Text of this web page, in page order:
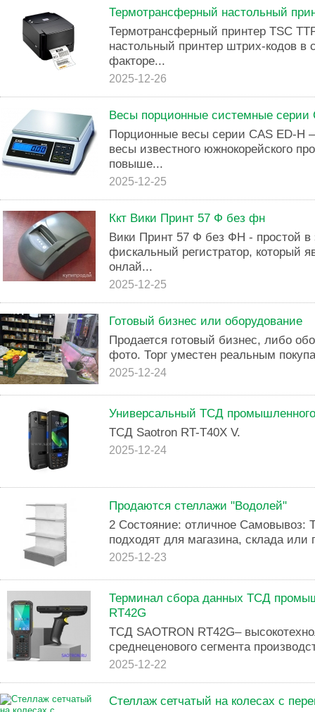
Термотрансферный настольный
Термотрансферный принтер TSC
настольный принтер штрих-кодов
факторе...
2025-12-26
Весы порционные системные серии
Порционные весы серии CAS ED-H
весы известного южнокорейского
повыше...
2025-12-25
Ккт Вики Принт 57 Ф без фн
Вики Принт 57 Ф без ФН - простой в
фискальный регистратор, который
онлай...
2025-12-25
Готовый бизнес или оборудование
Продается готовый бизнес, либо
фото. Торг уместен реальным
2025-12-24
Универсальный ТСД промышленного
ТСД Saotron RT-T40X V.
2025-12-24
Продаются стеллажи "Водолей"
2 Состояние: отличное
подходят для магазина, склада или
2025-12-23
Терминал сбора данных ТСД
RT42G
ТСД SAOTRON RT42G–
среднеценового сегмента
2025-12-22
Стеллаж сетчатый на колесах с